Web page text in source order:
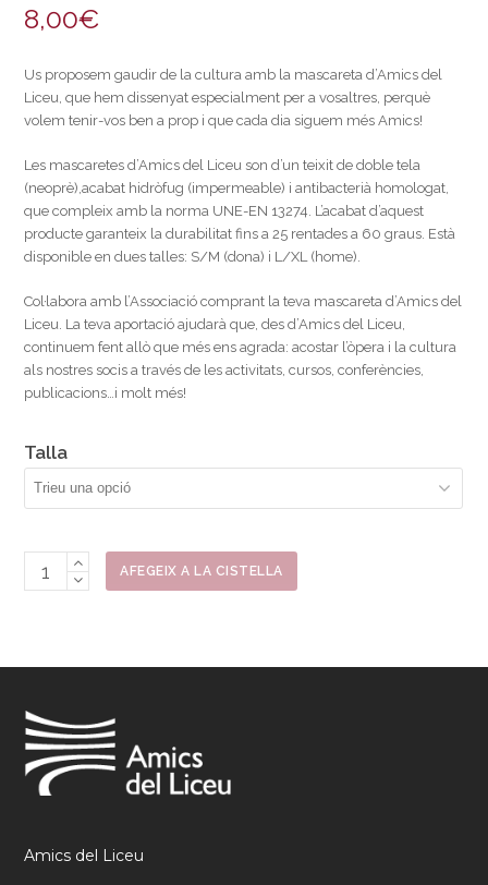
8,00€
Us proposem gaudir de la cultura amb la mascareta d’Amics del
Liceu, que hem dissenyat especialment per a vosaltres, perquè
volem tenir-vos ben a prop i que cada dia siguem més Amics!
Les mascaretes d’Amics del Liceu son d’un teixit de doble tela
(neoprè),acabat hidròfug (impermeable) i antibacterià homologat,
que compleix amb la norma UNE-EN 13274. L’acabat d’aquest
producte garanteix la durabilitat fins a 25 rentades a 60 graus. Està
disponible en dues talles: S/M (dona) i L/XL (home).
Col·labora amb l’Associació comprant la teva mascareta d’Amics del
Liceu. La teva aportació ajudarà que, des d’Amics del Liceu,
continuem fent allò que més ens agrada: acostar l’òpera i la cultura
als nostres socis a través de les activitats, cursos, conferències,
publicacions…i molt més!
Talla
quantitat
AFEGEIX A LA CISTELLA
Amics del Liceu